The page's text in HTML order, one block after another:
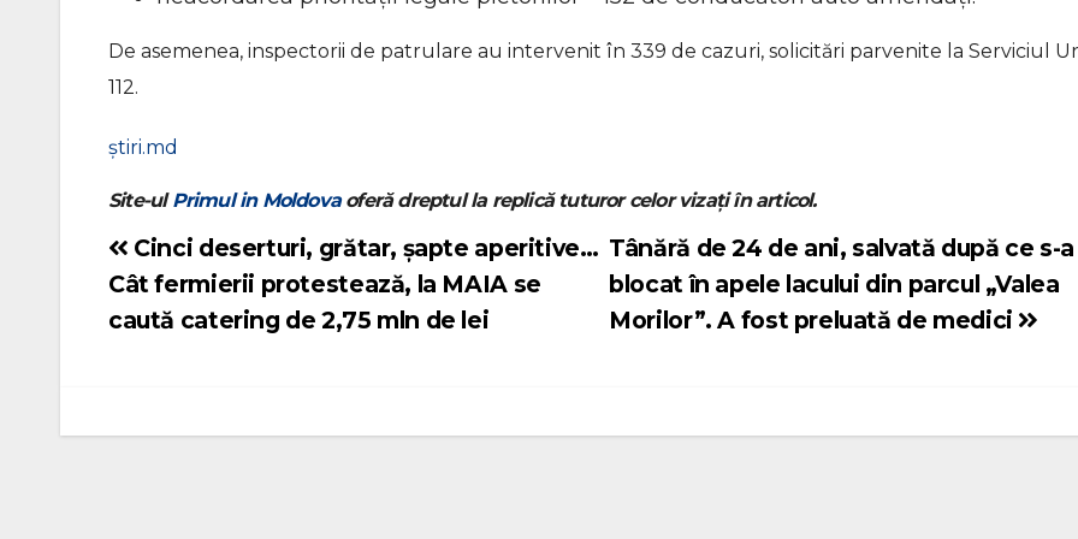
De asemenea, inspectorii de patrulare au intervenit în 339 de cazuri, solicitări parvenite la Serviciul
112.
știri.md
Site-ulPrimul in Moldovaoferă dreptul la replică tuturor celor vizați în articol.
Navigare
în
Tânără de 24 de ani, salvată după ce s-a
blocat în apele lacului din parcul „Valea
Morilor”. A fost preluată de medici
Cinci deserturi, grătar, șapte aperitive…
Cât fermierii protestează, la MAIA se
caută catering de 2,75 mln de lei